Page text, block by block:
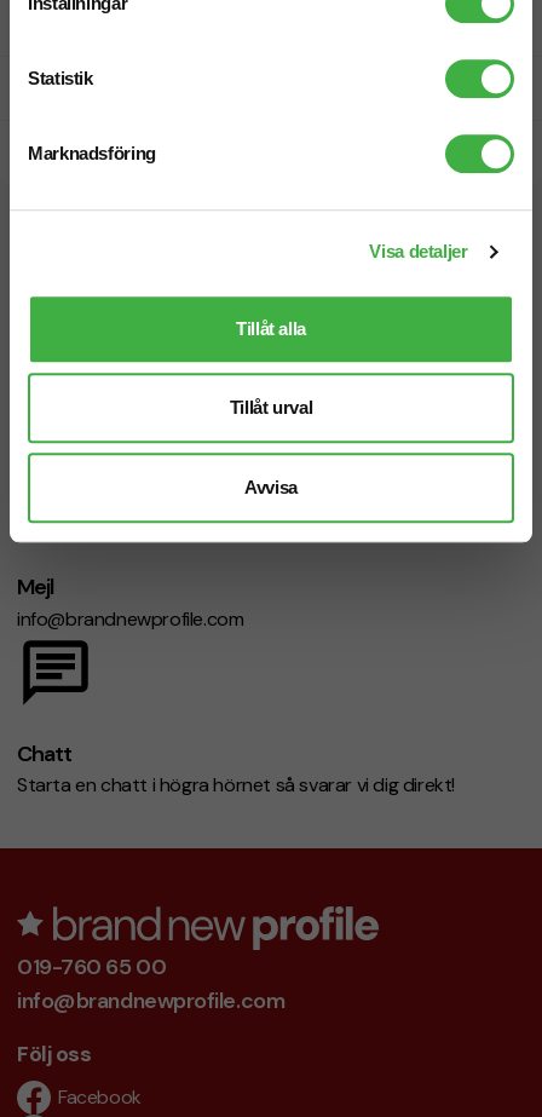
Statistik
Marknadsföring
Visa detaljer
Tillåt alla
Tillåt urval
Avvisa
Prisgaranti
Snabb leverans
Telefon: 019-760 65 00
Mån-fre 08.30 - 17.00
Mejl
info@brandnewprofile.com
Chatt
Starta en chatt i högra hörnet så svarar vi dig direkt!
019-760 65 00
info@brandnewprofile.com
Följ oss
Facebook